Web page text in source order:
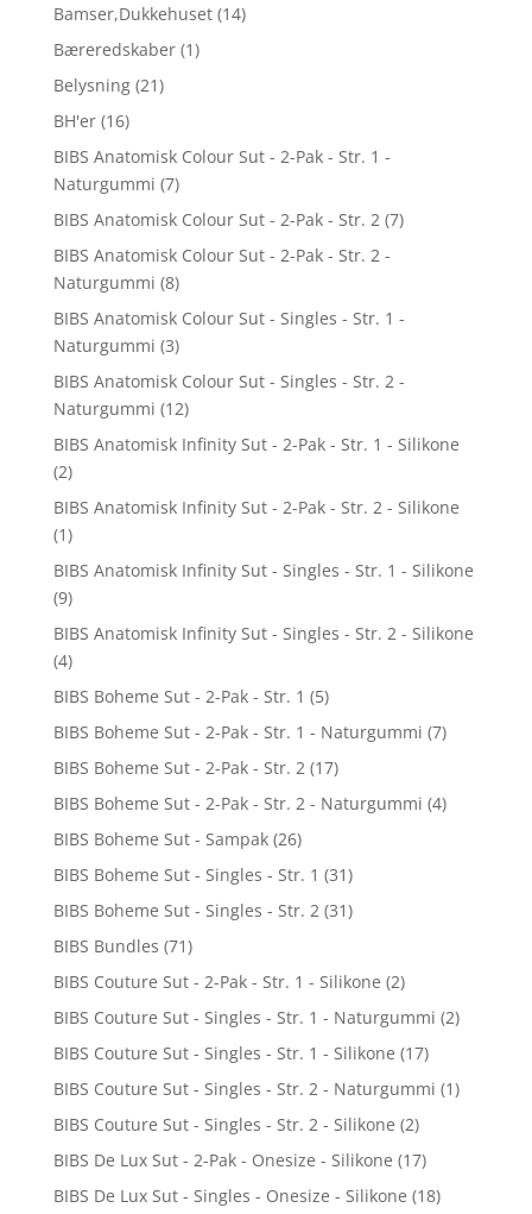
Bamser,Dukkehuset (14)
Bæreredskaber (1)
Belysning (21)
BH'er (16)
BIBS Anatomisk Colour Sut - 2-Pak - Str. 1 -
Naturgummi (7)
BIBS Anatomisk Colour Sut - 2-Pak - Str. 2 (7)
BIBS Anatomisk Colour Sut - 2-Pak - Str. 2 -
Naturgummi (8)
BIBS Anatomisk Colour Sut - Singles - Str. 1 -
Naturgummi (3)
BIBS Anatomisk Colour Sut - Singles - Str. 2 -
Naturgummi (12)
BIBS Anatomisk Infinity Sut - 2-Pak - Str. 1 - Silikone
(2)
BIBS Anatomisk Infinity Sut - 2-Pak - Str. 2 - Silikone
(1)
BIBS Anatomisk Infinity Sut - Singles - Str. 1 - Silikone
(9)
BIBS Anatomisk Infinity Sut - Singles - Str. 2 - Silikone
(4)
BIBS Boheme Sut - 2-Pak - Str. 1 (5)
BIBS Boheme Sut - 2-Pak - Str. 1 - Naturgummi (7)
BIBS Boheme Sut - 2-Pak - Str. 2 (17)
BIBS Boheme Sut - 2-Pak - Str. 2 - Naturgummi (4)
BIBS Boheme Sut - Sampak (26)
BIBS Boheme Sut - Singles - Str. 1 (31)
BIBS Boheme Sut - Singles - Str. 2 (31)
BIBS Bundles (71)
BIBS Couture Sut - 2-Pak - Str. 1 - Silikone (2)
BIBS Couture Sut - Singles - Str. 1 - Naturgummi (2)
BIBS Couture Sut - Singles - Str. 1 - Silikone (17)
BIBS Couture Sut - Singles - Str. 2 - Naturgummi (1)
BIBS Couture Sut - Singles - Str. 2 - Silikone (2)
BIBS De Lux Sut - 2-Pak - Onesize - Silikone (17)
BIBS De Lux Sut - Singles - Onesize - Silikone (18)